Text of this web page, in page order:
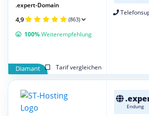
Diamant Tarif vergleichen
.expert-Domain
4,9 (863)
100%Weiterempfehlung
Endung